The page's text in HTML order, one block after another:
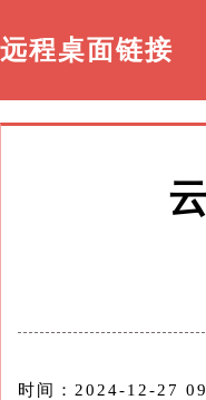
远程桌面链接
时间：2024-12-27